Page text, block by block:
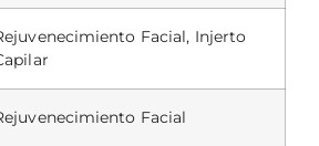
Facial, Injerto
Facial